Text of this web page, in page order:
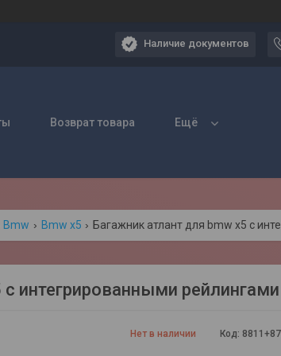
Наличие документов
Возврат товара Ещё
Bmw Bmw x5
интегрированными
Нет в наличии Код: